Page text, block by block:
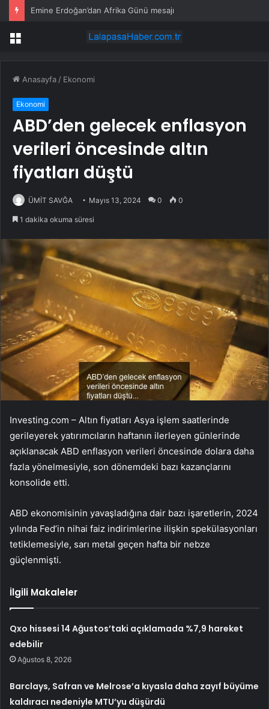
Emine Erdoğan’dan Afrika Günü mesajı
Menü
Anasayfa / Ekonomi
Ekonomi
ABD’den gelecek enflasyon
verileri öncesinde altın
fiyatları düştü
ÜMİT SAVĞA Mayıs 13, 2024 0 0
1 dakika okuma süresi
Investing.com – Altın fiyatları Asya işlem saatlerinde
gerileyerek yatırımcıların haftanın ilerleyen günlerinde
açıklanacak ABD enflasyon verileri öncesinde dolara daha
fazla yönelmesiyle, son dönemdeki bazı kazançlarını
konsolide etti.
ABD ekonomisinin yavaşladığına dair bazı işaretlerin, 2024
yılında Fed’in nihai faiz indirimlerine ilişkin spekülasyonları
tetiklemesiyle, sarı metal geçen hafta bir nebze
güçlenmişti.
İlgili Makaleler
Qxo hissesi 14 Ağustos’taki açıklamada %7,9 hareket
edebilir
Ağustos 8, 2026
Barclays, Safran ve Melrose’a kıyasla daha zayıf büyüme
kaldıracı nedeniyle MTU’yu düşürdü